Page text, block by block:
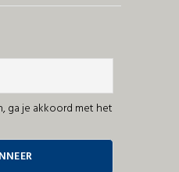
ga je akkoord met het